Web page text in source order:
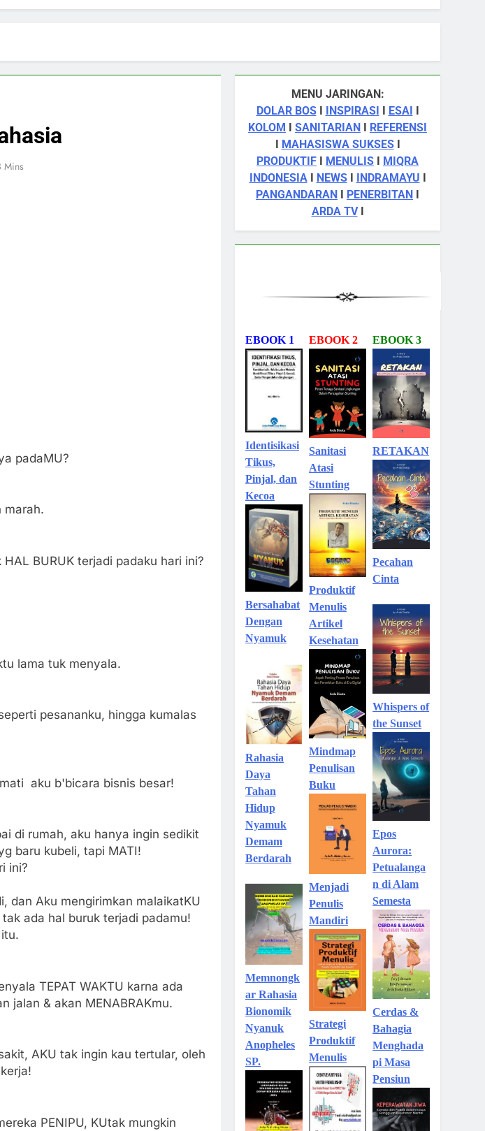
Mins
padaMU?
marah.
BURUK terjadi padaku hari ini?
lama tuk menyala.
pesananku, hingga kumalas
aku b'bicara bisnis besar!
di rumah, aku hanya ingin sedikit
baru kubeli, tapi MATI!
ini?
dan Aku mengirimkan malaikatKU
ada hal buruk terjadi padamu!
TEPAT WAKTU karna ada
jalan & akan MENABRAKmu.
AKU tak ingin kau tertular, oleh
PENIPU, KUtak mungkin
MENU JARINGAN:
DOLAR BOSI INSPIRASI I ESAI I
KOLOM I SANITARIAN I REFERENSI
I MAHASISWA SUKSESI
PRODUKTIF I MENULIS I MIQRA
INDONESIAI NEWSI INDRAMAYU I
PANGANDARAN I PENERBITAN I
ARDA TVI
EBOOK 1
Identisikasi
Tikus,
Pinjal, dan
Kecoa
Bersahabat
Dengan
Nyamuk
Rahasia
Daya
Tahan
Hidup
Nyamuk
Demam
Berdarah
Memnongk
ar Rahasia
Bionomik
Nyanuk
Anopheles
SP.
EBOOK 2
Sanitasi
Atasi
Stunting
Produktif
Menulis
Artikel
Kesehatan
Mindmap
Penulisan
Buku
Menjadi
Penulis
Mandiri
Strategi
Produktif
Menulis
EBOOK 3
RETAKAN
Pecahan
Cinta
Whispers of
the Sunset
Epos
Aurora:
Petualanga
n di Alam
Semesta
Cerdas &
Bahagia
Menghada
pi Masa
Pensiun